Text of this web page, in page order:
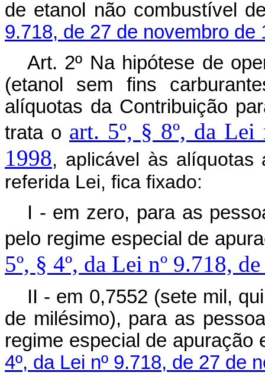
de etanol não combustível
9.718, de 27 de novembro de
Art. 2º Na hipótese de
(etanol sem fins
alíquotas da Contribuição
trata o art. 5º, § 8º, da
1998, aplicável às
referida Lei, fica fixado:
I - em zero, para as
pelo regime especial de
5º, § 4º, da Lei nº 9.718,
II - em 0,7552 (sete mil,
de milésimo), para as
regime especial de
4º, da Lei nº 9.718, de 27 de